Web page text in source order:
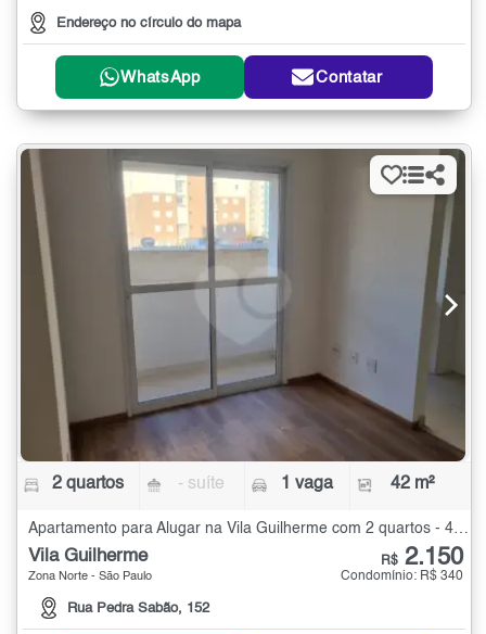
Endereço no círculo do mapa
WhatsApp Contatar
2 quartos - suíte 1 vaga 42 m²
Apartamento para Alugar na Vila Guilherme com 2 quartos - 42 m²
Vila Guilherme
Zona Norte - São Paulo
Rua Pedra Sabão, 152
R$ 2.150
Condomínio: R$ 340